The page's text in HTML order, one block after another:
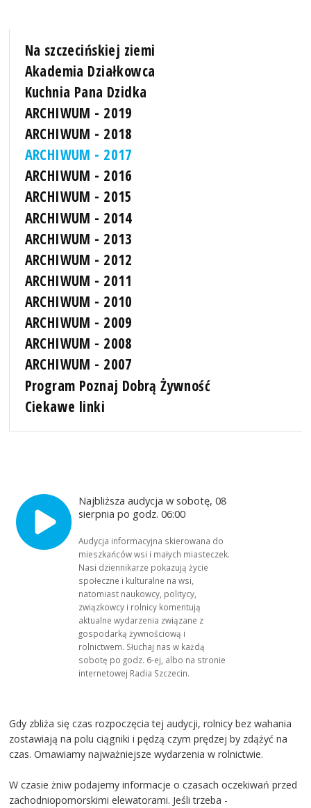
Na szczecińskiej ziemi
Akademia Działkowca
Kuchnia Pana Dzidka
ARCHIWUM - 2019
ARCHIWUM - 2018
ARCHIWUM - 2017
ARCHIWUM - 2016
ARCHIWUM - 2015
ARCHIWUM - 2014
ARCHIWUM - 2013
ARCHIWUM - 2012
ARCHIWUM - 2011
ARCHIWUM - 2010
ARCHIWUM - 2009
ARCHIWUM - 2008
ARCHIWUM - 2007
Program Poznaj Dobrą Żywność
Ciekawe linki
Najbliższa audycja w sobotę, 08
sierpnia po godz. 06:00
Audycja informacyjna skierowana do
mieszkańców wsi i małych miasteczek.
Nasi dziennikarze pokazują życie
społeczne i kulturalne na wsi,
natomiast naukowcy, politycy,
związkowcy i rolnicy komentują
aktualne wydarzenia związane z
gospodarką żywnościową i
rolnictwem. Słuchaj nas w każdą
sobotę po godz. 6-ej, albo na stronie
internetowej Radia Szczecin.
Gdy zbliża się czas rozpoczęcia tej audycji, rolnicy bez wahania
zostawiają na polu ciągniki i pędzą czym prędzej by zdążyć na
czas. Omawiamy najważniejsze wydarzenia w rolnictwie.
W czasie żniw podajemy informacje o czasach oczekiwań przed
zachodniopomorskimi elewatorami. Jeśli trzeba -